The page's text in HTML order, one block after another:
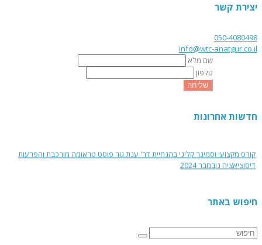
יצירת קשר
050-4080498
info@wtc-anatgur.co.il
שם מלא
טלפון
שליחה
חדשות אחרונות
קורס מקצועי וסמינר קליני בהנחיית דר' ענת גור פוסט טראומה מורכבת והפרעות
דיסוציאציה נובמבר 2024
ראיון עם ד״ר ענת גור בפודקאסט של ד"ר אפרת לירז
חיפוש באתר